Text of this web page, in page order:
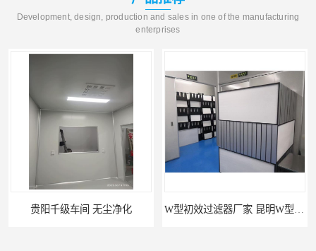
Development, design, production and sales in one of the manufacturing
enterprises